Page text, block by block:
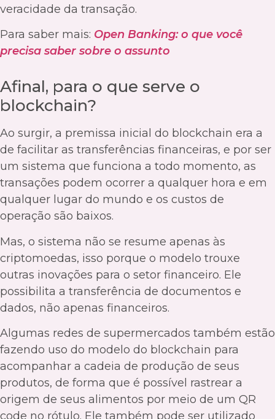
veracidade da transação.
Para saber mais: Open Banking: o que você
precisa saber sobre o assunto
Afinal, para o que serve o
blockchain?
Ao surgir, a premissa inicial do blockchain era a
de facilitar as transferências financeiras, e por ser
um sistema que funciona a todo momento, as
transações podem ocorrer a qualquer hora e em
qualquer lugar do mundo e os custos de
operação são baixos.
Mas, o sistema não se resume apenas às
criptomoedas, isso porque o modelo trouxe
outras inovações para o setor financeiro. Ele
possibilita a transferência de documentos e
dados, não apenas financeiros.
Algumas redes de supermercados também estão
fazendo uso do modelo do blockchain para
acompanhar a cadeia de produção de seus
produtos, de forma que é possível rastrear a
origem de seus alimentos por meio de um QR
code no rótulo. Ele também pode ser utilizado